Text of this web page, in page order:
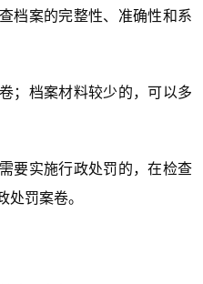
档案的完整性、准确性和系
档案材料较少的，可以多
实施行政处罚的，在检查
处罚案卷。